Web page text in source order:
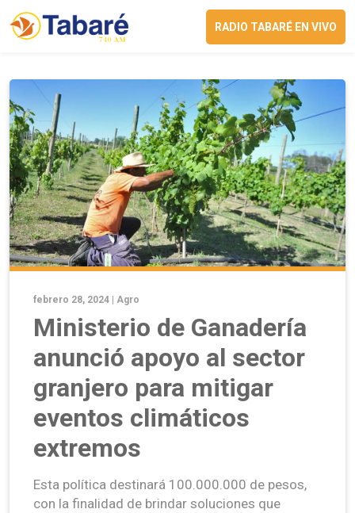
RADIO TABARÉ EN VIVO
febrero 28, 2024 | Agro
Ministerio de Ganadería
anunció apoyo al sector
granjero para mitigar
eventos climáticos
extremos
Esta política destinará 100.000.000 de pesos,
con la finalidad de brindar soluciones que